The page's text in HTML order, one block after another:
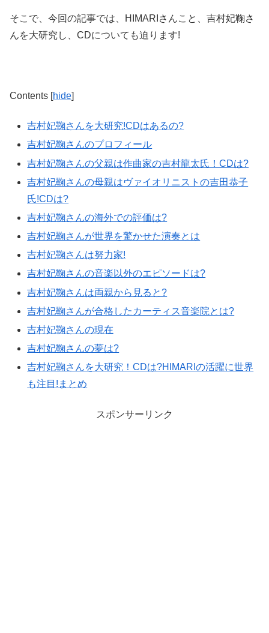
そこで、今回の記事では、HIMARIさんこと、吉村妃鞠さ
んを大研究し、CDについても迫ります!
Contents [hide]
吉村妃鞠さんを大研究!CDはあるの?
吉村妃鞠さんのプロフィール
吉村妃鞠さんの父親は作曲家の吉村龍太氏！CDは?
吉村妃鞠さんの母親はヴァイオリニストの吉田恭子
氏!CDは?
吉村妃鞠さんの海外での評価は?
吉村妃鞠さんが世界を驚かせた演奏とは
吉村妃鞠さんは努力家!
吉村妃鞠さんの音楽以外のエピソードは?
吉村妃鞠さんは両親から見ると?
吉村妃鞠さんが合格したカーティス音楽院とは?
吉村妃鞠さんの現在
吉村妃鞠さんの夢は?
吉村妃鞠さんを大研究！CDは?HIMARIの活躍に世界
も注目!まとめ
スポンサーリンク